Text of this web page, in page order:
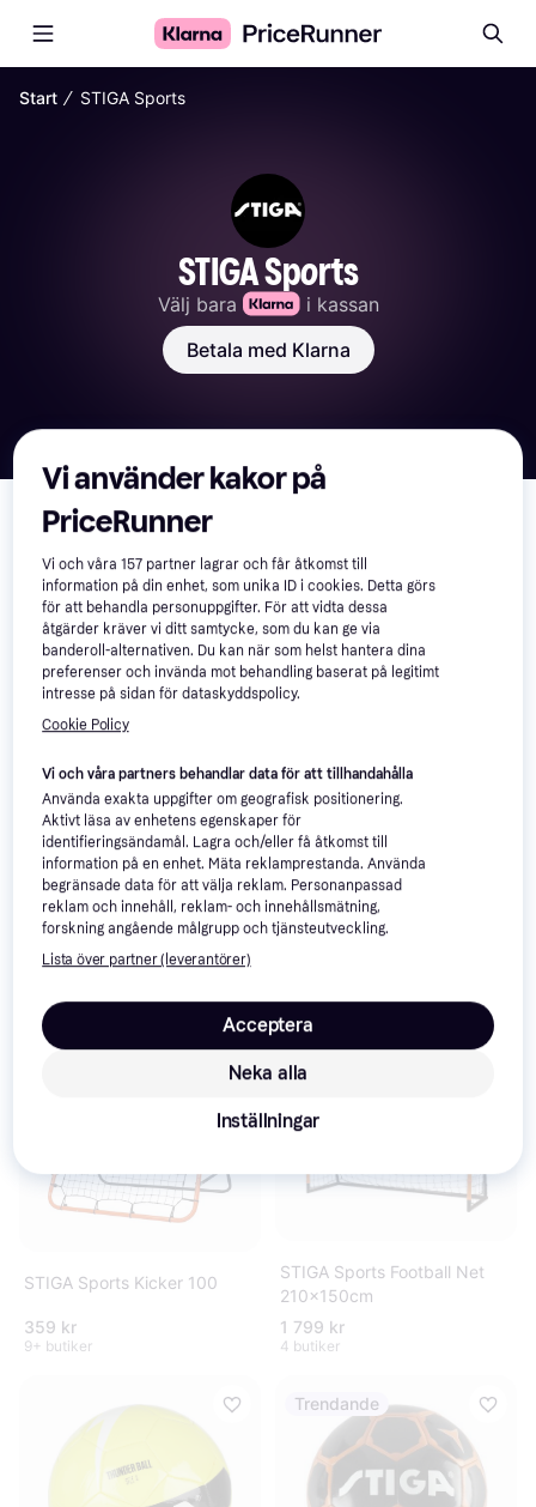
Start ∕ STIGA Sports
STIGA Sports
Välj bara
i kassan
Betala med Klarna
Här har vi samlat alla produkter från STIGA Sports från
olika kategorier.
Se också aktuella STIGA Sports erbjudanden och priser »
Filtrera Sortera efter Popularitet
-14%
STIGA Sports Kicker 150
- Black/Orange
4
9+ butiker
STIGA Sports FB Goal Match
L
9 butiker
STIGA Sports Kicker 100
359 kr
9+ butiker
STIGA Sports Football Net
210x150cm
1 799 kr
4 butiker
Trendande
Vi använder kakor på
PriceRunner
Vi och våra157 partner lagrar och får åtkomst till
information på din enhet, som unika ID i cookies. Detta görs
för att behandla personuppgifter. För att vidta dessa
åtgärder kräver vi ditt samtycke, som du kan ge via
banderoll-alternativen. Du kan när som helst hantera dina
preferenser och invända mot behandling baserat på legitimt
intresse på sidan för dataskyddspolicy.
Cookie Policy
Vi och våra partners behandlar data för att tillhandahålla
Använda exakta uppgifter om geografisk positionering.
Aktivt läsa av enhetens egenskaper för
identifieringsändamål. Lagra och/eller få åtkomst till
information på en enhet. Mäta reklamprestanda. Använda
begränsade data för att välja reklam. Personanpassad
reklam och innehåll, reklam- och innehållsmätning,
forskning angående målgrupp och tjänsteutveckling.
Lista över partner (leverantörer)
Neka alla
Acceptera
Inställningar